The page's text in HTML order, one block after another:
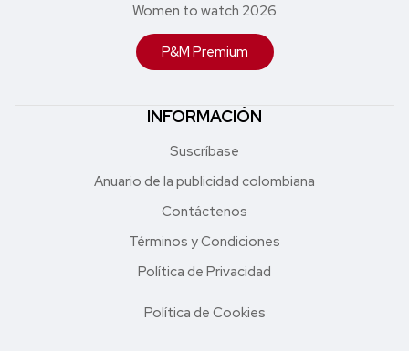
Women to watch 2026
P&M Premium
INFORMACIÓN
Suscríbase
Anuario de la publicidad colombiana
Contáctenos
Términos y Condiciones
Política de Privacidad
Política de Cookies